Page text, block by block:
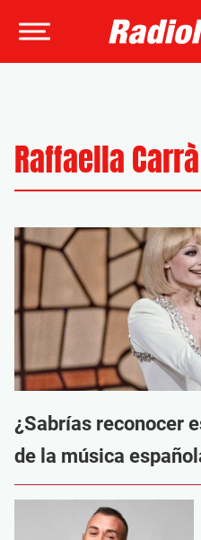
Raffaella Carrà
¿Sabrías reconocer
de la música